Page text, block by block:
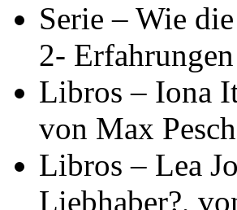
Serie – Wie
2-
Libros – Iona
von Max
Libros – Lea
Liebhaber?,